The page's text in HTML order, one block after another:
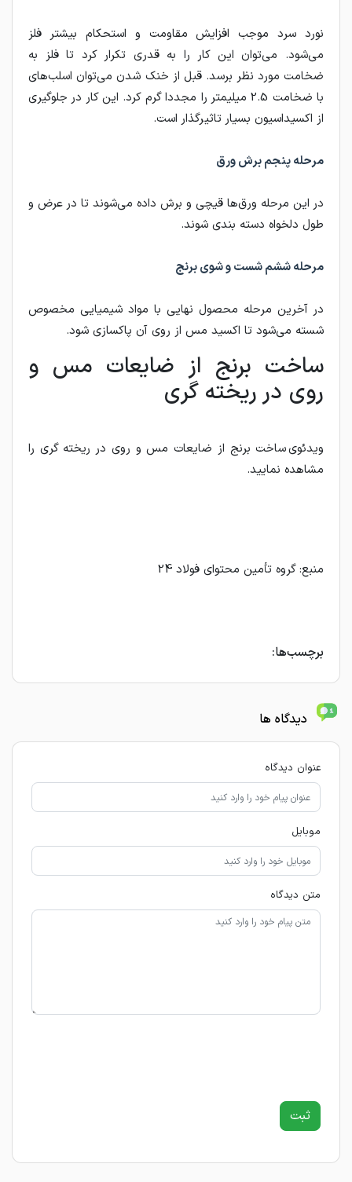
نورد سرد موجب افزایش مقاومت و استحکام بیشتر فلز
می‌شود. می‌توان این کار را به قدری تکرار کرد تا فلز به
ضخامت مورد نظر برسد. قبل از خنک شدن می‌توان اسلب‌های
با ضخامت 2.5 میلیمتر را مجددا گرم کرد. این کار در جلوگیری
از اکسیداسیون بسیار تاثیرگذار است.
مرحله پنجم برش ورق
در این مرحله ورق‌ها قیچی و برش داده می‌شوند تا در عرض و
طول دلخواه دسته بندی شوند.
مرحله ششم شست و شوی برنج
در آخرین مرحله محصول نهایی با مواد شیمیایی مخصوص
شسته می‌شود تا اکسید مس از روی آن پاکسازی شود.
ساخت برنج از ضایعات مس و
روی در ریخته گری
ویدئوی ساخت برنج از ضایعات مس و روی در ریخته گری را
مشاهده نمایید.
منبع: گروه تأمین محتوای فولاد 24
برچسب‌ها:
دیدگاه ها
عنوان دیدگاه
موبایل
متن دیدگاه